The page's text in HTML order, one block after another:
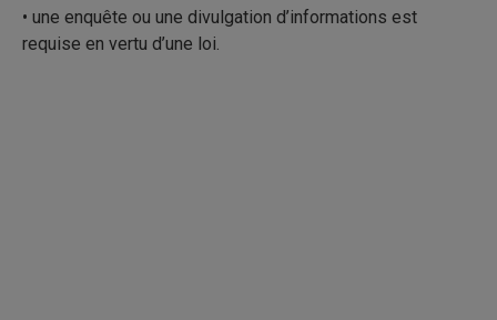
• une enquête ou une divulgation d’informations est
requise en vertu d’une loi.